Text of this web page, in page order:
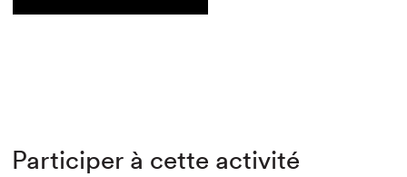
Participer à cette activité